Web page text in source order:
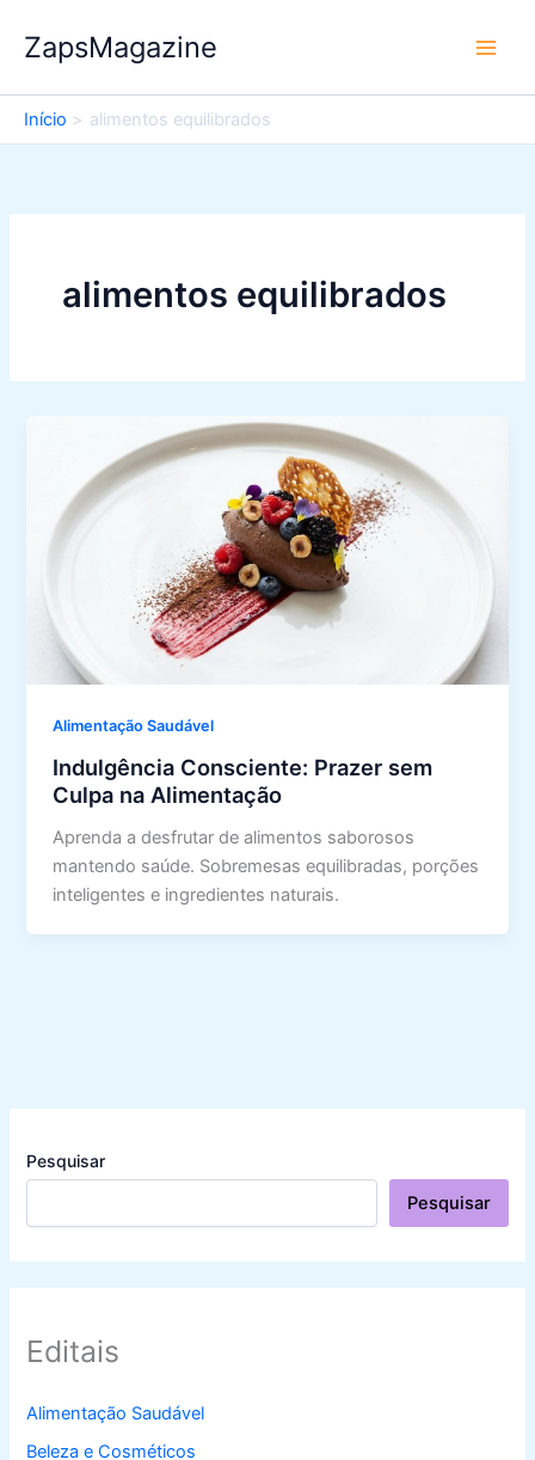
para
conteúdo
ZapsMagazine
Início alimentos equilibrados
alimentos equilibrados
Alimentação Saudável
Indulgência Consciente: Prazer sem
Culpa na Alimentação
Aprenda a desfrutar de alimentos saborosos
mantendo saúde. Sobremesas equilibradas, porções
inteligentes e ingredientes naturais.
Pesquisar
Pesquisar
Editais
Alimentação Saudável
Beleza e Cosméticos